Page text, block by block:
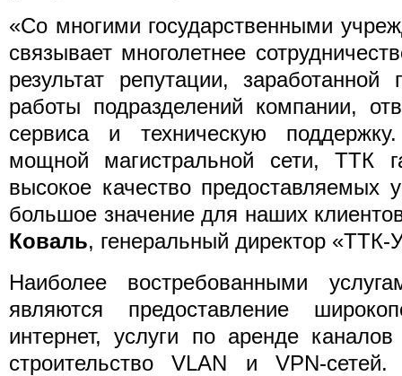
«Со многими государственными
связывает многолетнее
результат репутации,
работы подразделений компании,
сервиса и техническую
мощной магистральной сети, ТТК
высокое качество предоставляемых
большое значение для наших
Коваль, генеральный директор «ТТК-
Наиболее востребованными
являются предоставление
интернет, услуги по аренде
строительство VLAN и VPN-